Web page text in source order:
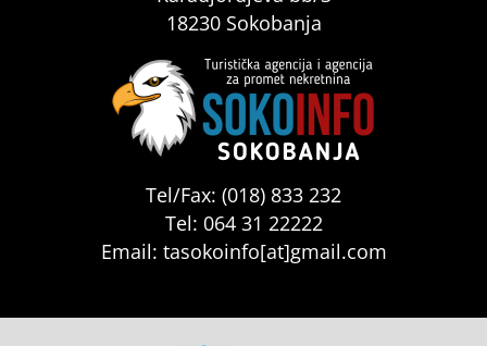
18230 Sokobanja
Tel/Fax: (018) 833 232
Tel: 064 31 22222
Email: tasokoinfo[at]gmail.com